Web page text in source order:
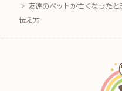
友達のペットが亡くなった
伝え方